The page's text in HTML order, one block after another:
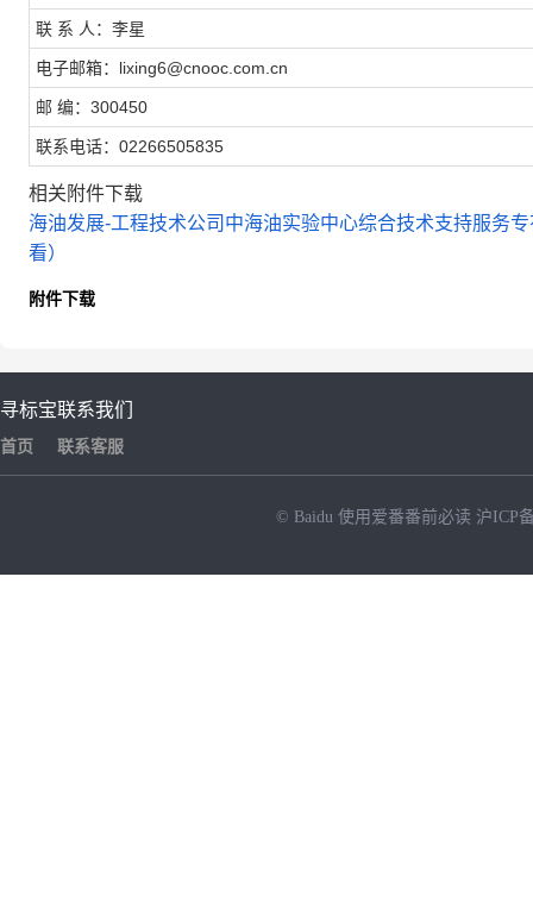
联 系 人：李星
电子邮箱：lixing6@cnooc.com.cn
邮 编：300450
联系电话：02266505835
相关附件下载
海油发展-工程技术公司中海油实验中心综合技术支持服务
看）
附件下载
寻标宝
首页
联系我们
联系客服
© Baidu 使用爱番番前必读 沪ICP